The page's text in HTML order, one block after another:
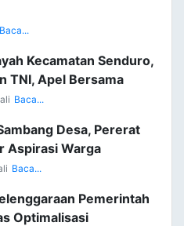
Baca...
Kecamatan Senduro,
TNI, Apel Bersama
Baca...
Desa, Pererat
Aspirasi Warga
Baca...
Pemerintah
Optimalisasi